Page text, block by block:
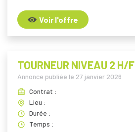
Voir l'offre
TOURNEUR NIVEAU 2 H/F
Annonce publiée le 27 janvier 2026
Contrat :
Lieu :
Durée :
Temps :